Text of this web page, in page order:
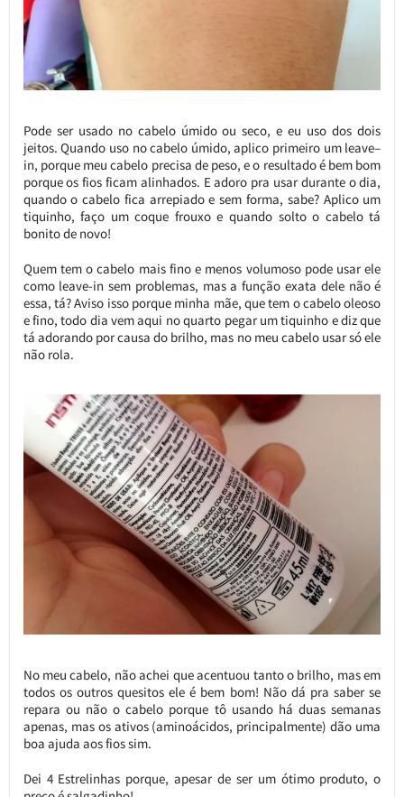
Pode ser usado no cabelo úmido ou seco, e eu uso dos dois
jeitos. Quando uso no cabelo úmido, aplico primeiro um leave–
in, porque meu cabelo precisa de peso, e o resultado é bem bom
porque os fios ficam alinhados. E adoro pra usar durante o dia,
quando o cabelo fica arrepiado e sem forma, sabe? Aplico um
tiquinho, faço um coque frouxo e quando solto o cabelo tá
bonito de novo!
Quem tem o cabelo mais fino e menos volumoso pode usar ele
como leave-in sem problemas, mas a função exata dele não é
essa, tá? Aviso isso porque minha mãe, que tem o cabelo oleoso
e fino, todo dia vem aqui no quarto pegar um tiquinho e diz que
tá adorando por causa do brilho, mas no meu cabelo usar só ele
não rola.
No meu cabelo, não achei que acentuou tanto o brilho, mas em
todos os outros quesitos ele é bem bom! Não dá pra saber se
repara ou não o cabelo porque tô usando há duas semanas
apenas, mas os ativos (aminoácidos, principalmente) dão uma
boa ajuda aos fios sim.
Dei 4 Estrelinhas porque, apesar de ser um ótimo produto, o